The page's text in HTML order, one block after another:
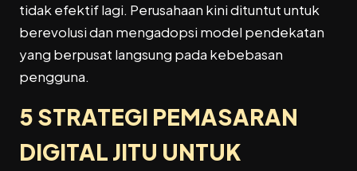
tidak efektif lagi. Perusahaan kini dituntut untuk
berevolusi dan mengadopsi model pendekatan
yang berpusat langsung pada kebebasan
pengguna.
5 STRATEGI PEMASARAN
DIGITAL JITU UNTUK